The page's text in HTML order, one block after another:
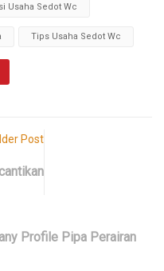
Usaha Sedot Wc
Tips Usaha Sedot Wc
Post
Profile Pipa Perairan